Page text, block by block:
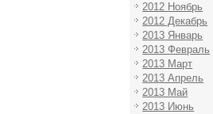
2012 Ноябрь
2012 Декабрь
2013 Январь
2013 Февраль
2013 Март
2013 Апрель
2013 Май
2013 Июнь